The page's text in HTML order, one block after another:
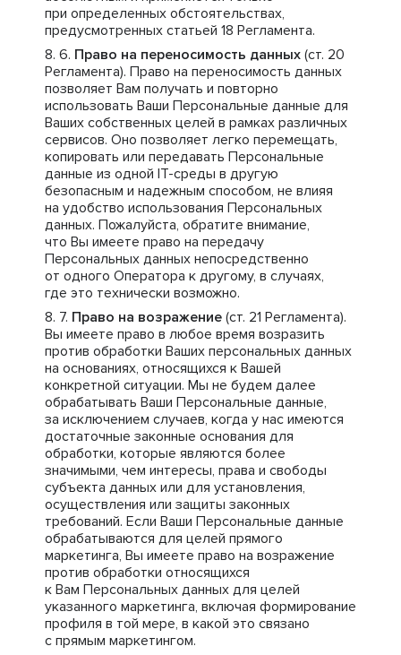
при определенных обстоятельствах,
предусмотренных статьей 18 Регламента.
Право на переносимость данных (ст. 20
Регламента). Право на переносимость данных
позволяет Вам получать и повторно
использовать Ваши Персональные данные для
Ваших собственных целей в рамках различных
сервисов. Оно позволяет легко перемещать,
копировать или передавать Персональные
данные из одной IT-среды в другую
безопасным и надежным способом, не влияя
на удобство использования Персональных
данных. Пожалуйста, обратите внимание,
что Вы имеете право на передачу
Персональных данных непосредственно
от одного Оператора к другому, в случаях,
где это технически возможно.
Право на возражение (ст. 21 Регламента).
Вы имеете право в любое время возразить
против обработки Ваших персональных данных
на основаниях, относящихся к Вашей
конкретной ситуации. Мы не будем далее
обрабатывать Ваши Персональные данные,
за исключением случаев, когда у нас имеются
достаточные законные основания для
обработки, которые являются более
значимыми, чем интересы, права и свободы
субъекта данных или для установления,
осуществления или защиты законных
требований. Если Ваши Персональные данные
обрабатываются для целей прямого
маркетинга, Вы имеете право на возражение
против обработки относящихся
к Вам Персональных данных для целей
указанного маркетинга, включая формирование
профиля в той мере, в какой это связано
с прямым маркетингом.